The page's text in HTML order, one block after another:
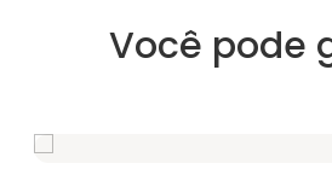
Você pode